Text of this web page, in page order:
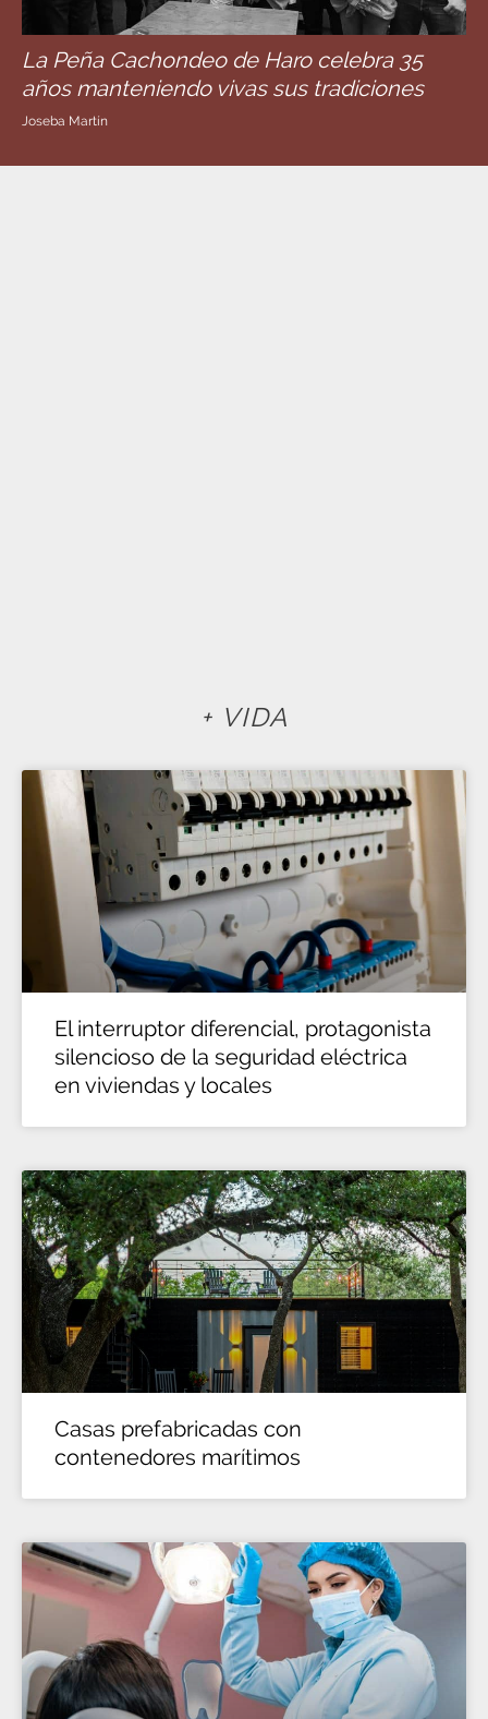
La Peña Cachondeo de Haro celebra 35
años manteniendo vivas sus tradiciones
Joseba Martín
+ VIDA
El interruptor diferencial, protagonista
silencioso de la seguridad eléctrica
en viviendas y locales
Casas prefabricadas con
contenedores marítimos